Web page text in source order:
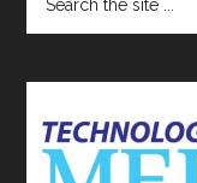
the